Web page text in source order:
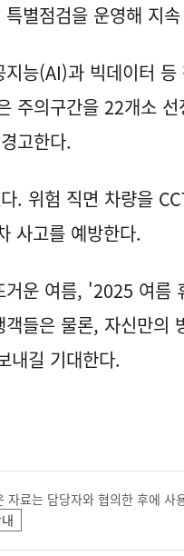
별점검을 운영해 지
능(AI)과 빅데이터
주의구간을 22개소
고한다.
. 위험 직면 차량을
사고를 예방한다.
거운 여름, '2025 여름
들은 물론, 자신만의
내길 기대한다.
자료는 담당자와 협의한 후에 사